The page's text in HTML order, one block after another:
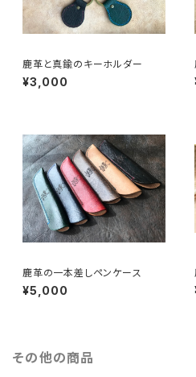
鹿革と真鍮のキーホルダー
¥3,000
鹿革の一本差しペンケース
¥5,000
その他の商品